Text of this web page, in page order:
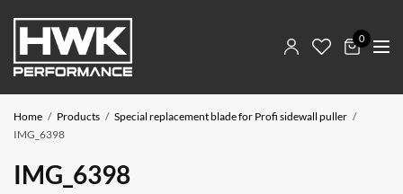
0
Home Products
Special replacement blade for Profi sidewall puller
IMG_6398
IMG_6398